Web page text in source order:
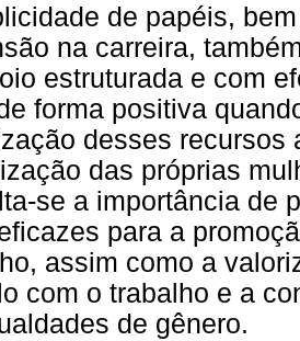
de papéis,
na carreira,
estruturada e com
forma positiva
desses recursos
das próprias
se a importância de
para a
assim como a
com o trabalho e a
de gênero.